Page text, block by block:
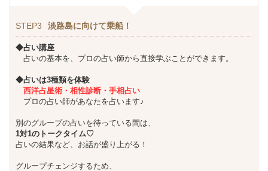
STEP3 淡路島に向けて乗船！
◆占い講座
占いの基本を、プロの占い師から直接学ぶことができます。
◆占いは3種類を体験
西洋占星術・相性診断・手相占い
プロの占い師があなたを占います♪
別のグループの占いを待っている間は、
1対1のトークタイム♡
占いの結果など、お話が盛り上がる！
グループチェンジするため、